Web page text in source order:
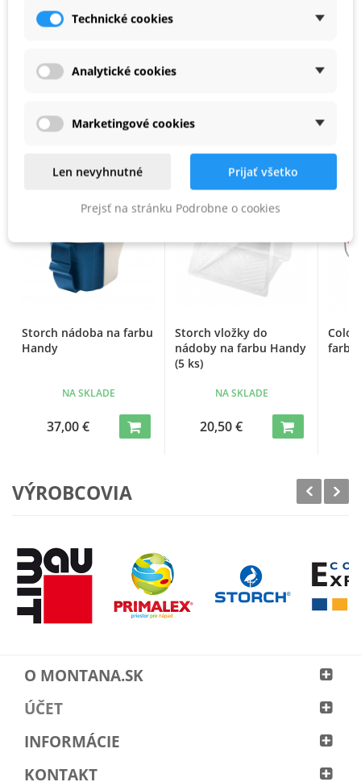
Storch nádoba na farbu
Handy
NA SKLADE
37,00 €
Storch vložky do
nádoby na farbu Handy
(5 ks)
NA SKLADE
20,50 €
Color
farbu
VÝROBCOVIA
O MONTANA.SK
ÚČET
INFORMÁCIE
KONTAKT
Technické cookies
Analytické cookies
Marketingové cookies
Len nevyhnutné Prijať všetko
Prejsť na stránku Podrobne o cookies